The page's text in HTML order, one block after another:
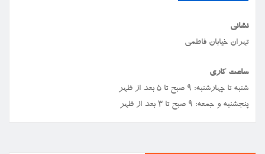
نشانی
تهران خیابان فاطمی
ساعت کاری
شنبه تا چهارشنبه: ۹ صبح تا ۵ بعد از ظهر
پنجشنبه و جمعه: ۹ صبح تا ۳ بعد از ظهر